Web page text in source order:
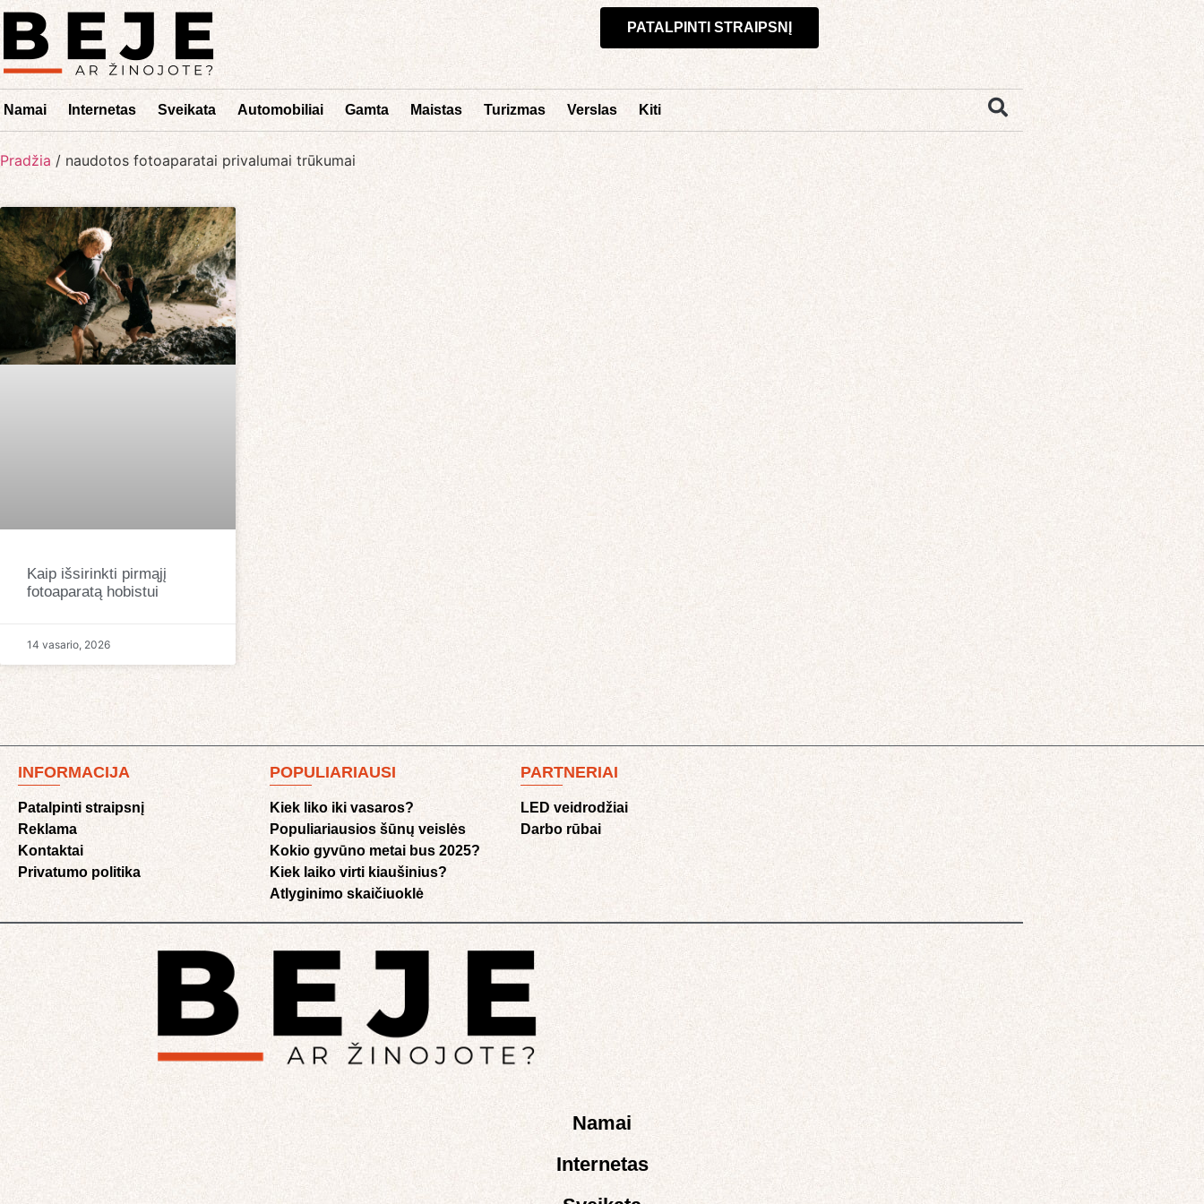
PATALPINTI STRAIPSNĮ
Namai Internetas Sveikata Automobiliai Gamta Maistas Turizmas Verslas Kiti
Pradžia / naudotos fotoaparatai privalumai trūkumai
Kaip išsirinkti pirmąjį
fotoaparatą hobistui
14 vasario, 2026
INFORMACIJA
Patalpinti straipsnį
Reklama
Kontaktai
Privatumo politika
POPULIARIAUSI
Kiek liko iki vasaros?
Populiariausios šūnų veislės
Kokio gyvūno metai bus 2025?
Kiek laiko virti kiaušinius?
Atlyginimo skaičiuoklė​
PARTNERIAI
LED veidrodžiai
Darbo rūbai
Namai
Internetas